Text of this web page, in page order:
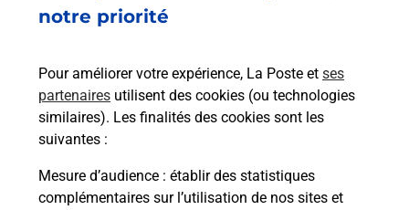
notre priorité
Pour améliorer votre expérience, La Poste et ses
partenaires utilisent des cookies (ou technologies
similaires). Les finalités des cookies sont les
suivantes :
Mesure d’audience : établir des statistiques
complémentaires sur l’utilisation de nos sites et
Boîte aux lettres La Poste
2 Rue Du Tinal
31410 Capens
Le lien s'ouvre dans un nouvel onglet